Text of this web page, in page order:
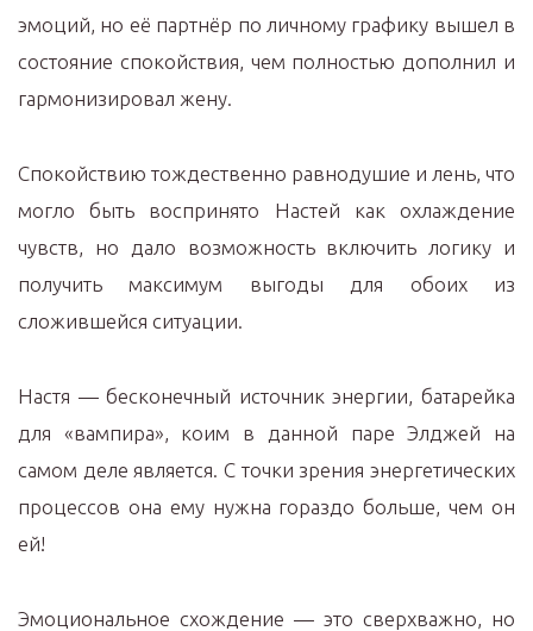
эмоций, но её партнёр по личному графику вышел в
состояние спокойствия, чем полностью дополнил и
гармонизировал жену.
Спокойствию тождественно равнодушие и лень, что
могло быть воспринято Настей как охлаждение
чувств, но дало возможность включить логику и
получить максимум выгоды для обоих из
сложившейся ситуации.
Настя — бесконечный источник энергии, батарейка
для «вампира», коим в данной паре Элджей на
самом деле является. С точки зрения энергетических
процессов она ему нужна гораздо больше, чем он
ей!
Эмоциональное схождение — это сверхважно, но